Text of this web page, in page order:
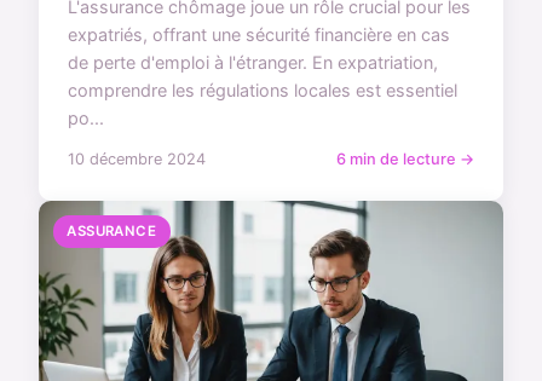
L'assurance chômage joue un rôle crucial pour les
expatriés, offrant une sécurité financière en cas
de perte d'emploi à l'étranger. En expatriation,
comprendre les régulations locales est essentiel
po...
10 décembre 2024 6 min de lecture →
ASSURANCE